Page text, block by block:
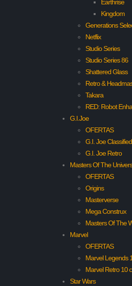
Earthrise
Kingdom
Generations
Netflix
Studio Series
Studio Series 86
Shattered Glass
Retro &
Takara
RED: Robot
G.I.Joe
OFERTAS
G.I. Joe Classified
G.I. Joe Retro
Masters Of The
OFERTAS
Origins
Masterverse
Mega Construx
Masters Of The
Marvel
OFERTAS
Marvel Legends
Marvel Retro 10
Star Wars